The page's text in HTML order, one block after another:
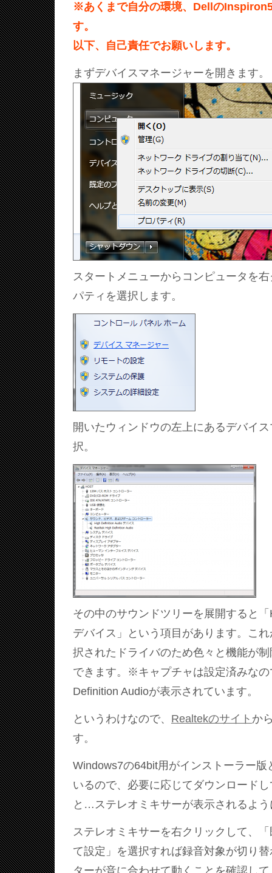
※あくまで自分の環境、Dellの
す。
以下、自己責任でお願いします。
まずデバイスマネージャーを開きます。
スタートメニューからコンピュータを
パティを選択します。
開いたウィンドウの左上にあるデバイ
択。
その中のサウンドツリーを展開すると
デバイス」という項目があります。こ
択されたドライバのため色々と機能が
できます。※キャプチャは設定済みな
Definition Audioが表示されています。
というわけなので、 Realtekのサイト か
す。
Windows7の64bit用がインストーラー版
いるので、必要に応じてダウンロード
と…ステレオミキサーが表示されるよ
ステレオミキサーを右クリックして、
て設定」を選択すれば録音対象が切り